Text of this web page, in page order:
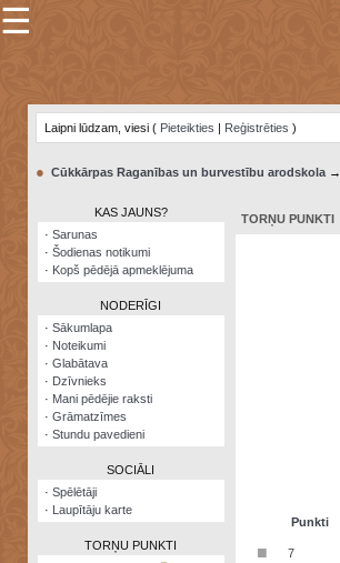
×
Šodienas
notikumi
Visatcera
almanahs
Arhīvs
☰
Laipni lūdzam, viesi ( Pieteikties | Reģistrēties )
● Cūkkārpas Raganības un burvestību arodskola→
KAS JAUNS?
· Sarunas
· Šodienas notikumi
· Kopš pēdējā apmeklējuma
NODERĪGI
· Sākumlapa
· Noteikumi
· Glabātava
· Dzīvnieks
· Mani pēdējie raksti
· Grāmatzīmes
· Stundu pavedieni
SOCIĀLI
· Spēlētāji
· Laupītāju karte
TORŅU PUNKTI
TORŅU PUNKTI
Punkti
■ 7